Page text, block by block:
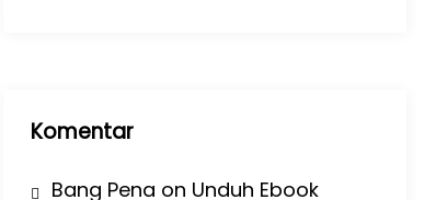
Komentar
Bang Pena on Unduh Ebook